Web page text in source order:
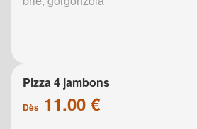
Pizza 4 jambons
Dès 11.00 €